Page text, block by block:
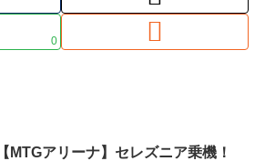
0
【MTGアリーナ】セレズニア乗機！